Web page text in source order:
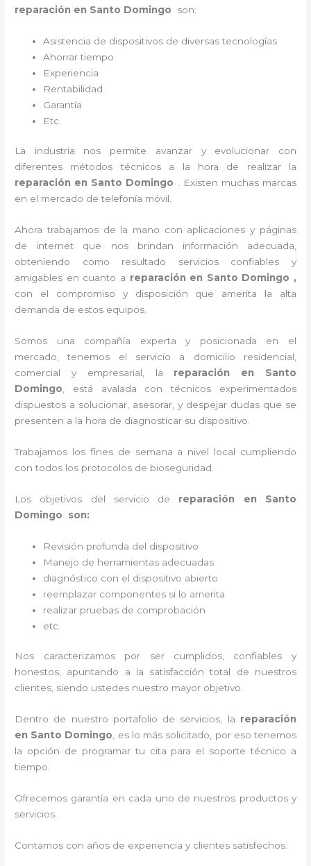
reparación en Santo Domingo son:
Asistencia de dispositivos de diversas tecnologías
Ahorrar tiempo
Experiencia
Rentabilidad
Garantía
Etc.
La industria nos permite avanzar y evolucionar con
diferentes métodos técnicos a la hora de realizar la
reparación en Santo Domingo . Existen muchas marcas
en el mercado de telefonía móvil.
Ahora trabajamos de la mano con aplicaciones y páginas
de internet que nos brindan información adecuada,
obteniendo como resultado servicios confiables y
amigables en cuanto a reparación en Santo Domingo ,
con el compromiso y disposición que amerita la alta
demanda de estos equipos.
Somos una compañía experta y posicionada en el
mercado, tenemos el servicio a domicilio residencial,
comercial y empresarial, la reparación en Santo
Domingo , está avalada con técnicos experimentados
dispuestos a solucionar, asesorar, y despejar dudas que se
presenten a la hora de diagnosticar su dispositivo.
Trabajamos los fines de semana a nivel local cumpliendo
con todos los protocolos de bioseguridad.
Los objetivos del servicio de reparación en Santo
Domingo son:
Revisión profunda del dispositivo
Manejo de herramientas adecuadas
diagnóstico con el dispositivo abierto
reemplazar componentes si lo amerita
realizar pruebas de comprobación
etc.
Nos caracterizamos por ser cumplidos, confiables y
honestos, apuntando a la satisfacción total de nuestros
clientes, siendo ustedes nuestro mayor objetivo.
Dentro de nuestro portafolio de servicios, la reparación
en Santo Domingo , es lo más solicitado, por eso tenemos
la opción de programar tu cita para el soporte técnico a
tiempo.
Ofrecemos garantía en cada uno de nuestros productos y
servicios.
Contamos con años de experiencia y clientes satisfechos.